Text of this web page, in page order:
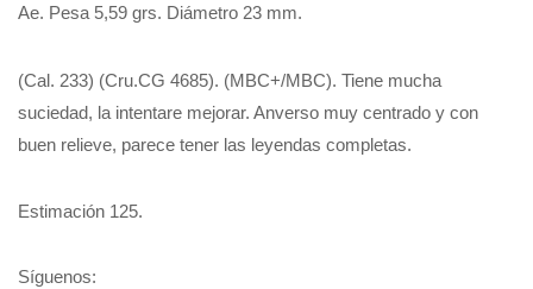
Ae. Pesa 5,59 grs. Diámetro 23 mm.
(Cal. 233) (Cru.CG 4685). (MBC+/MBC). Tiene mucha
suciedad, la intentare mejorar. Anverso muy centrado y con
buen relieve, parece tener las leyendas completas.
Estimación 125.
Síguenos: